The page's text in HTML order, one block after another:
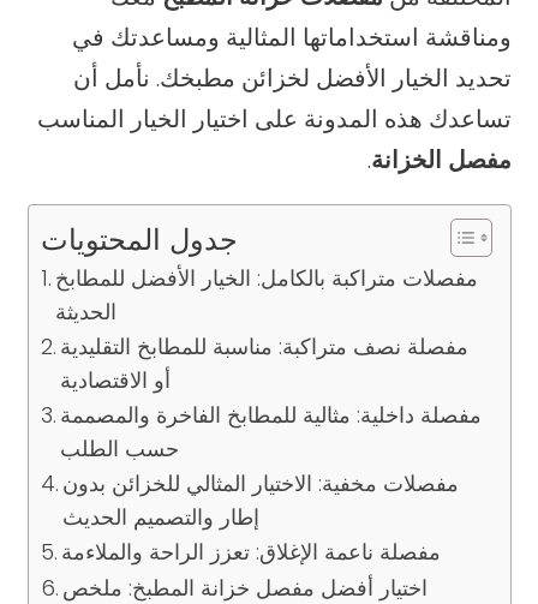
ومناقشة استخداماتها المثالية ومساعدتك في
تحديد الخيار الأفضل لخزائن مطبخك. نأمل أن
تساعدك هذه المدونة على اختيار الخيار المناسب
مفصل الخزانة.
جدول المحتويات
مفصلات متراكبة بالكامل: الخيار الأفضل للمطابخ
الحديثة
مفصلة نصف متراكبة: مناسبة للمطابخ التقليدية
أو الاقتصادية
مفصلة داخلية: مثالية للمطابخ الفاخرة والمصممة
حسب الطلب
مفصلات مخفية: الاختيار المثالي للخزائن بدون
إطار والتصميم الحديث
مفصلة ناعمة الإغلاق: تعزز الراحة والملاءمة
اختيار أفضل مفصل خزانة المطبخ: ملخص